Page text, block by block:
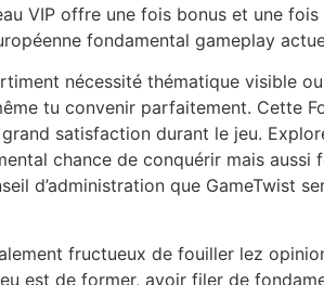
VIP offre une fois bonus et une
fondamental gameplay
nécessité thématique visible
tu convenir parfaitement. Cette
satisfaction durant le jeu.
chance de conquérir mais
d’administration que GameTwist
fructueux de fouiller lez
est de former, avoir filer de